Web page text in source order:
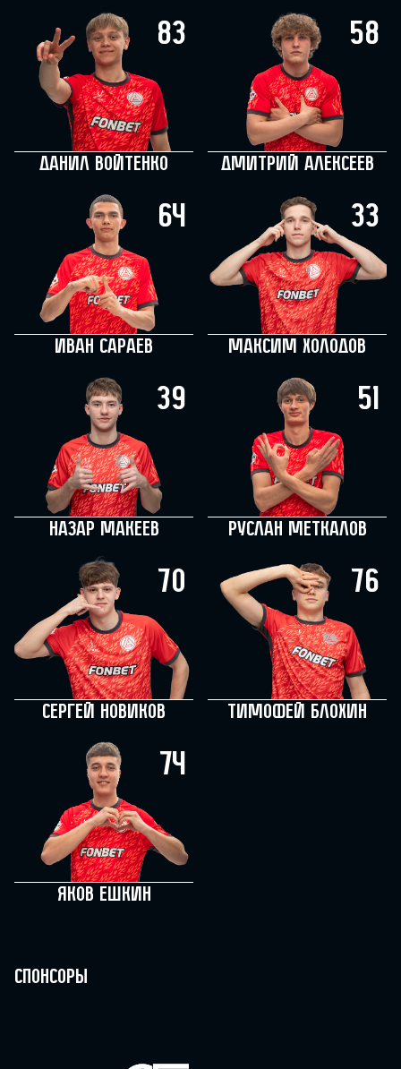
83
Данил Войтенко
58
Дмитрий Алексеев
64
Иван Сараев
33
Максим Холодов
39
Назар Макеев
51
Руслан Меткалов
70
Сергей Новиков
76
Тимофей Блохин
74
Яков Ешкин
Спонсоры